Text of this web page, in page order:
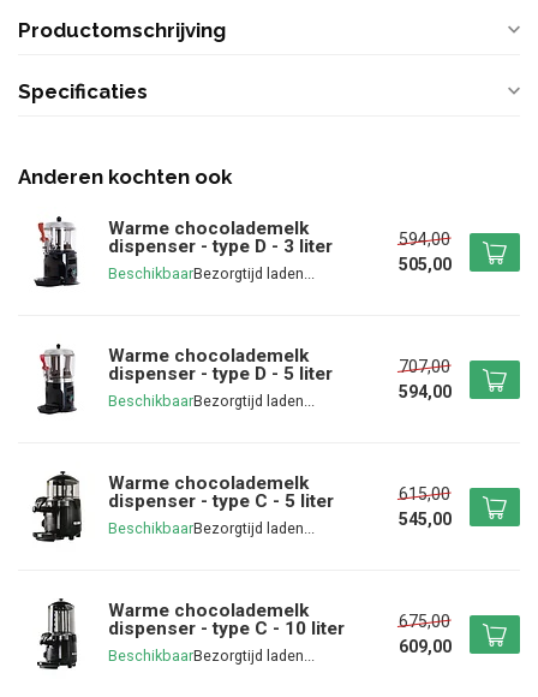
Productomschrijving
Specificaties
Anderen kochten ook
Warme chocolademelk
dispenser - type D - 3 liter
Beschikbaar
594,00
505,00
Warme chocolademelk
dispenser - type D - 5 liter
Beschikbaar
707,00
594,00
Warme chocolademelk
dispenser - type C - 5 liter
Beschikbaar
615,00
545,00
Warme chocolademelk
dispenser - type C - 10 liter
Beschikbaar
675,00
609,00